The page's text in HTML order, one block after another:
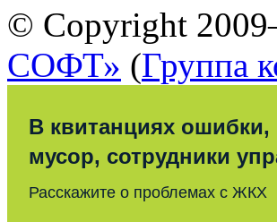
© Copyright
СОФТ» (Группа
В квитанциях
мусор, сотрудники
Расскажите о проблемах с ЖКХ